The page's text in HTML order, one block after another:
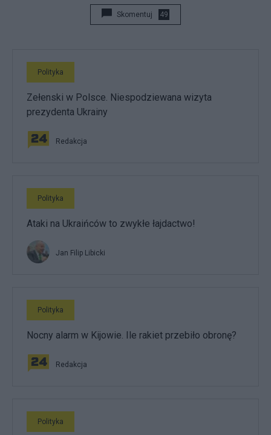
Skomentuj 49
Polityka
Zełenski w Polsce. Niespodziewana wizyta
prezydenta Ukrainy
Redakcja
Polityka
Ataki na Ukraińców to zwykłe łajdactwo!
Jan Filip Libicki
Polityka
Nocny alarm w Kijowie. Ile rakiet przebiło obronę?
Redakcja
Polityka